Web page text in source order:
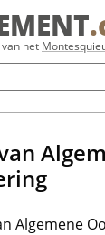
het
Algemene